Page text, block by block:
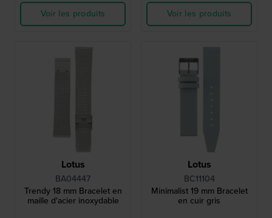
Voir les produits
Voir les produits
Lotus
BA04447
Trendy 18 mm Bracelet en
maille d'acier inoxydable
Lotus
BC11104
Minimalist 19 mm Bracelet
en cuir gris